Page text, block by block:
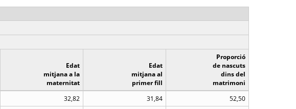
Edat
mitjana a la
maternitat
Edat
mitjana al
primer fill
Proporció
de nascuts
dins del
matrimoni
32,82 31,84
52,50